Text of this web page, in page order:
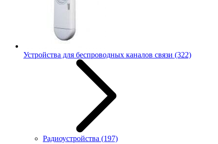
Устройства для беспроводных каналов связи (322)
Радиоустройства (197)